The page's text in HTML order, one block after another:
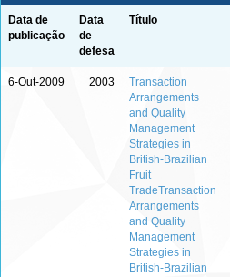
Data de
publicação
Data
de
defesa
Título
6-Out-2009 2003
Transaction
Arrangements
and Quality
Management
Strategies in
British-Brazilian
Fruit
TradeTransaction
Arrangements
and Quality
Management
Strategies in
British-Brazilian